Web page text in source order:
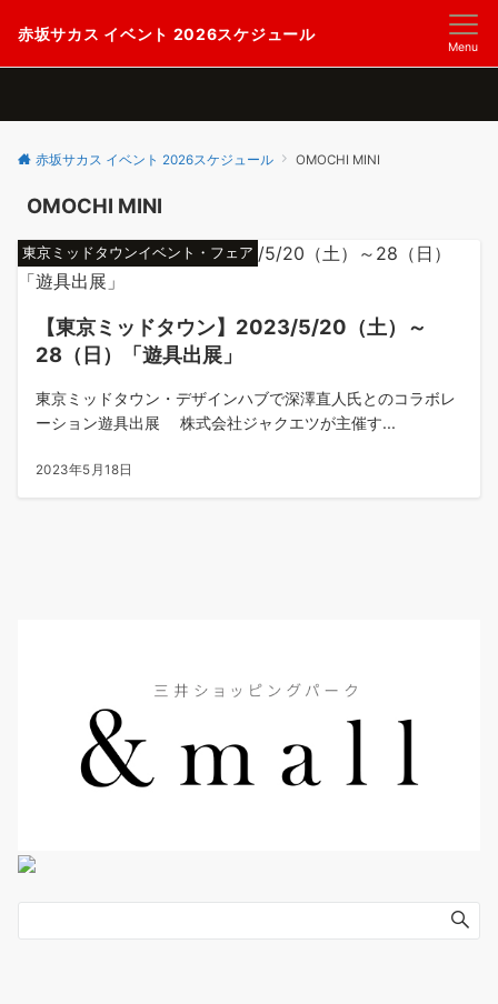
赤坂サカス イベント 2026スケジュール
Menu
赤坂サカス イベント 2026スケジュール OMOCHI MINI
OMOCHI MINI
東京ミッドタウンイベント・フェア
【東京ミッドタウン】2023/5/20（土）～
28（日）「遊具出展」
東京ミッドタウン・デザインハブで深澤直人氏とのコラボレ
ーション遊具出展 株式会社ジャクエツが主催す...
2023年5月18日